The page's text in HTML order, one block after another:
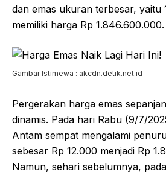
dan emas ukuran terbesar, yaitu
memiliki harga Rp 1.846.600.000.
Gambar Istimewa : akcdn.detik.net.id
Pergerakan harga emas
dinamis. Pada hari Rabu (9/7/
Antam sempat mengalami
sebesar Rp 12.000 menjadi Rp
Namun, sehari sebelumnya,